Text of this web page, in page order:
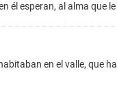
él esperan, al alma que
en el valle, que